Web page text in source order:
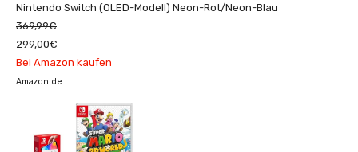
Nintendo Switch (OLED-Modell) Neon-Rot/Neon-Blau
369,99€
299,00€
Bei Amazon kaufen
Amazon.de